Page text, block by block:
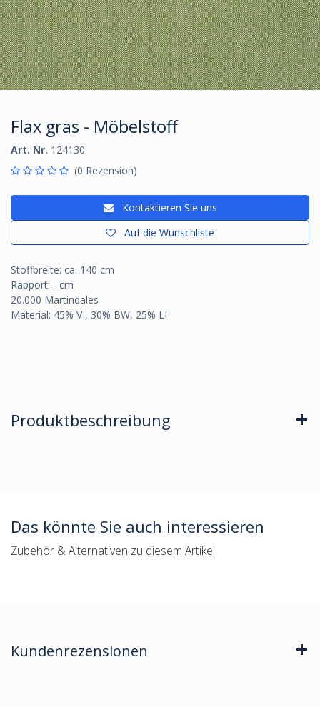
Flax gras - Möbelstoff
Art. Nr. 124130
(0 Rezension)
Kontaktieren Sie uns
Auf die Wunschliste
Stoffbreite: ca. 140 cm
Rapport: - cm
20.000 Martindales
Material: 45% VI, 30% BW, 25% LI
Produktbeschreibung
Das könnte Sie auch interessieren
Zubehör & Alternativen zu diesem Artikel
Kundenrezensionen